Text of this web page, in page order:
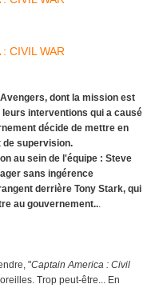
dont la mission est
interventions qui a causé
décide de mettre en
de supervision.
au sein de l'équipe : Steve
sans ingérence
derrière Tony Stark, qui
au gouvernement...
"Captain America : Civil
Trop peut-être... En